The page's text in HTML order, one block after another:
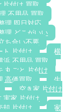
片付け 買取
不用品 買取
理 即日対応
理 どこがいい
ち合い不要
ト 片付け
横
浜 不用品 買取
丸ごと 片付け
高価買取
生
空き家 片付け
実家 片付け
却 片付け
家